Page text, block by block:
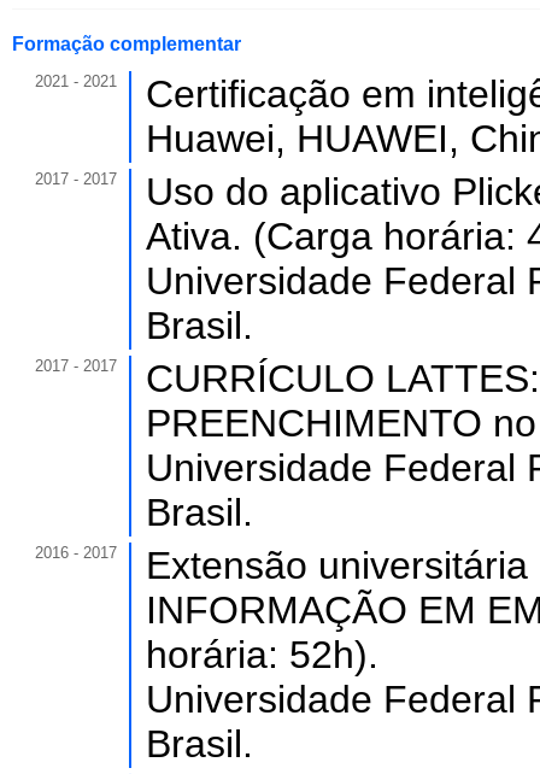
Formação complementar
2021 - 2021
Certificação em
Huawei, HUAWEI,
2017 - 2017
Uso do aplicativo
Ativa. (Carga horária:
Universidade Federal
Brasil.
2017 - 2017
CURRÍCULO
PREENCHIMENTO
Universidade Federal
Brasil.
2016 - 2017
Extensão
INFORMAÇÃO EM
horária: 52h).
Universidade Federal
Brasil.